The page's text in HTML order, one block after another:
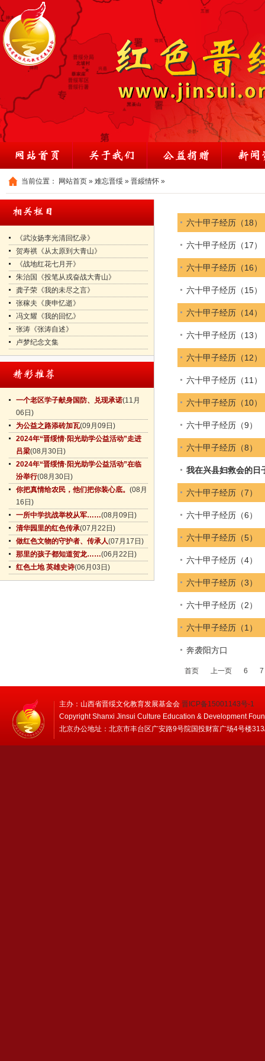
当前位置： 网站首页 » 难忘晋绥 » 晋綏情怀 »
《武汝扬李光清回忆录》
贺寿祺《从太原到大青山》
《战地红花七月开》
朱治国《投笔从戎奋战大青山》
龚子荣《我的未尽之言》
张稼夫《庚申忆逝》
冯文耀《我的回忆》
张涛《张涛自述》
卢梦纪念文集
一个老区学子献身国防、兑现承诺(11月
06日)
为公益之路添砖加瓦(09月09日)
2024年“晋绥情·阳光助学公益活动”走进
吕梁(08月30日)
2024年“晋绥情·阳光助学公益活动”在临
汾举行(08月30日)
你把真情给农民，他们把你装心底。 (08月
16日)
一所中学抗战举校从军……(08月09日)
清华园里的红色传承(07月22日)
做红色文物的守护者、传承人(07月17日)
那里的孩子都知道贺龙……(06月22日)
红色土地 英雄史诗(06月03日)
六十甲子经历（18）
六十甲子经历（17）
六十甲子经历（16）
六十甲子经历（15）
六十甲子经历（14）
六十甲子经历（13）
六十甲子经历（12）
六十甲子经历（11）
六十甲子经历（10）
六十甲子经历（9）
六十甲子经历（8）
我在兴县妇救会的日
六十甲子经历（7）
六十甲子经历（6）
六十甲子经历（5）
六十甲子经历（4）
六十甲子经历（3）
六十甲子经历（2）
六十甲子经历（1）
奔袭阳方口
首页 上一页 6 7
主办：山西省晋绥文化教育发展基金会 晋ICP备15001143号-1
Copyright Shanxi Jinsui Culture Education & Development
北京办公地址：北京市丰台区广安路9号院国投财富广场4号楼